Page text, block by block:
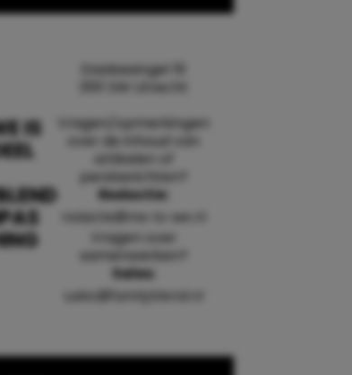
IS
Daalsesingel 51
3511 SW Utrecht
Vragen/opmerkingen
over de inhoud van
artikelen of
persberichten?
Redactie:
redactie@me-to-we.nl
Vragen over
samenwerken?
Sales:
sales@familyblend.nl